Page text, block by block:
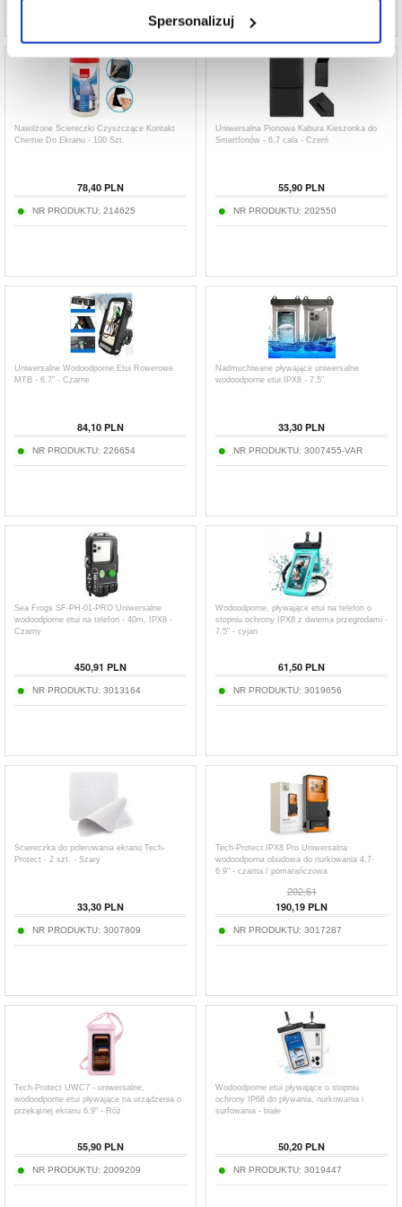
Spersonalizuj
Nawilżone Ściereczki Czyszczące Kontakt
Chemie Do Ekranu - 100 Szt.
78,40 PLN
NR PRODUKTU: 214625
Uniwersalna Pionowa Kabura Kieszonka do
Smartfonów - 6,7 cala - Czerń
55,90 PLN
NR PRODUKTU: 202550
Uniwersalne Wodoodporne Etui Rowerowe
MTB - 6.7" - Czarne
84,10 PLN
NR PRODUKTU: 226654
Nadmuchiwane pływające uniwersalne
wodoodporne etui IPX8 - 7.5"
33,30 PLN
NR PRODUKTU: 3007455-VAR
Sea Frogs SF-PH-01-PRO Uniwersalne
wodoodporne etui na telefon - 40m, IPX8 -
Czarny
450,91 PLN
NR PRODUKTU: 3013164
Wodoodporne, pływające etui na telefon o
stopniu ochrony IPX8 z dwiema przegrodami -
7.5" - cyjan
61,50 PLN
NR PRODUKTU: 3019656
Ściereczka do polerowania ekranu Tech-
Protect - 2 szt. - Szary
33,30 PLN
NR PRODUKTU: 3007809
Tech-Protect IPX8 Pro Uniwersalna
wodoodporna obudowa do nurkowania 4.7-
6.9" - czarna / pomarańczowa
202,61
190,19 PLN
NR PRODUKTU: 3017287
Tech-Protect UWC7 - uniwersalne,
wodoodporne etui pływające na urządzenia o
przekątnej ekranu 6.9" - Róż
55,90 PLN
NR PRODUKTU: 2009209
Wodoodporne etui pływające o stopniu
ochrony IP68 do pływania, nurkowania i
surfowania - białe
50,20 PLN
NR PRODUKTU: 3019447